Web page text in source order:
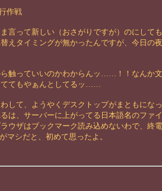
作戦
言って新しい（おさがりですが）のにして
えタイミングが無かったんですが、今日の
っていいのかわからんッ……！！なんか文
ててもやぁんとしてるッ……
して、ようやくデスクトップがまともにな
は、サーバーに上がってる日本語名のファ
ウザはブックマーク読み込めないわで、終
マシだと、初めて思ったよ。